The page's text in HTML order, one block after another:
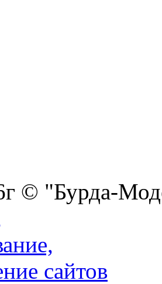
© "Бурда-
сайтов